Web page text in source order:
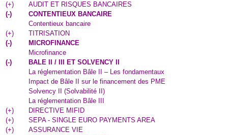
(+)
AUDIT ET RISQUES BANCAIRES
(-)
CONTENTIEUX BANCAIRE
Contentieux bancaire
(+)
TITRISATION
(-)
MICROFINANCE
Microfinance
(-)
BALE II / III ET SOLVENCY II
La réglementation Bâle II – Les fondamentaux
Impact de Bâle II sur le financement des PME
Solvency II (Solvabilité II)
La réglementation Bâle III
(+)
DIRECTIVE MIFID
(+)
SEPA - SINGLE EURO PAYMENTS AREA
(+)
ASSURANCE VIE